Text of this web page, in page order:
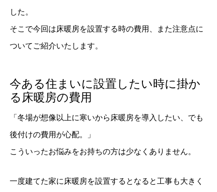
した。
そこで今回は床暖房を設置する時の費用、また注意点に
ついてご紹介いたします。
今ある住まいに設置したい時に掛か
る床暖房の費用
「冬場が想像以上に寒いから床暖房を導入したい、でも
後付けの費用が心配。」
こういったお悩みをお持ちの方は少なくありません。
一度建てた家に床暖房を設置するとなると工事も大きく